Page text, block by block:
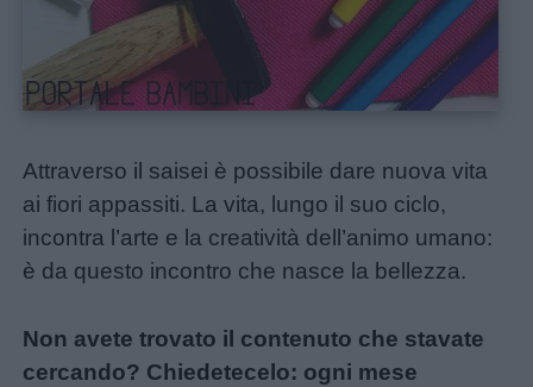
Attraverso il saisei è possibile dare nuova vita
ai fiori appassiti. La vita, lungo il suo ciclo,
incontra l’arte e la creatività dell’animo umano:
è da questo incontro che nasce la bellezza.
Non avete trovato il contenuto che stavate
cercando? Chiedetecelo: ogni mese